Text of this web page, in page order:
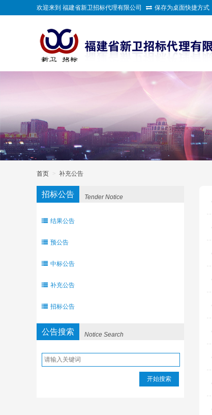
欢迎来到 福建省新卫招标代理有限公司 保存为桌面快捷方式
首页 > 补充公告
招标公告 Tender Notice
结果公告
预公告
中标公告
补充公告
招标公告
公告搜索 Notice Search
开始搜索